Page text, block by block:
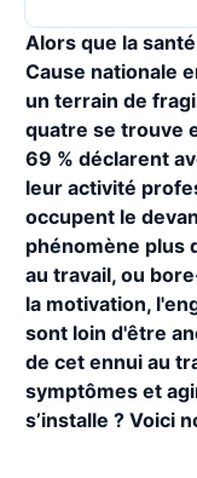
Alors que la
Cause nationale
un terrain de
quatre se trouve
69 % déclarent
leur activité
occupent le
phénomène plus
au travail, ou
la motivation,
sont loin d'être
de cet ennui au
symptômes et
s’installe ? Voici